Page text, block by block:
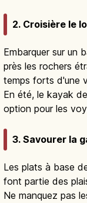
2. Croisière le
Embarquer sur un
près les rochers
temps forts d'une
En été, le kayak
option pour les
3. Savourer la
Les plats à base
font partie des
Ne manquez pas